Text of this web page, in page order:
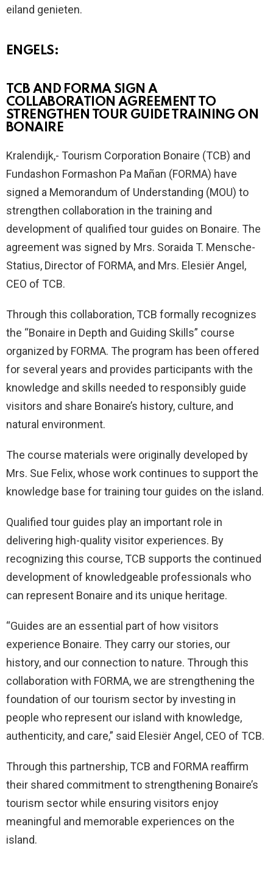
eiland genieten.
ENGELS:
TCB AND FORMA SIGN A
COLLABORATION AGREEMENT TO
STRENGTHEN TOUR GUIDE TRAINING ON
BONAIRE
Kralendijk,- Tourism Corporation Bonaire (TCB) and
Fundashon Formashon Pa Mañan (FORMA) have
signed a Memorandum of Understanding (MOU) to
strengthen collaboration in the training and
development of qualified tour guides on Bonaire. The
agreement was signed by Mrs. Soraida T. Mensche-
Statius, Director of FORMA, and Mrs. Elesiër Angel,
CEO of TCB.
Through this collaboration, TCB formally recognizes
the “Bonaire in Depth and Guiding Skills” course
organized by FORMA. The program has been offered
for several years and provides participants with the
knowledge and skills needed to responsibly guide
visitors and share Bonaire’s history, culture, and
natural environment.
The course materials were originally developed by
Mrs. Sue Felix, whose work continues to support the
knowledge base for training tour guides on the island.
Qualified tour guides play an important role in
delivering high-quality visitor experiences. By
recognizing this course, TCB supports the continued
development of knowledgeable professionals who
can represent Bonaire and its unique heritage.
“Guides are an essential part of how visitors
experience Bonaire. They carry our stories, our
history, and our connection to nature. Through this
collaboration with FORMA, we are strengthening the
foundation of our tourism sector by investing in
people who represent our island with knowledge,
authenticity, and care,” said Elesiër Angel, CEO of TCB.
Through this partnership, TCB and FORMA reaffirm
their shared commitment to strengthening Bonaire’s
tourism sector while ensuring visitors enjoy
meaningful and memorable experiences on the
island.